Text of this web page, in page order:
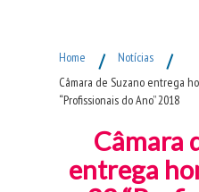
Home / Notícias /
Câmara de Suzano entrega
“Profissionais do Ano” 2018
Câmara
entrega